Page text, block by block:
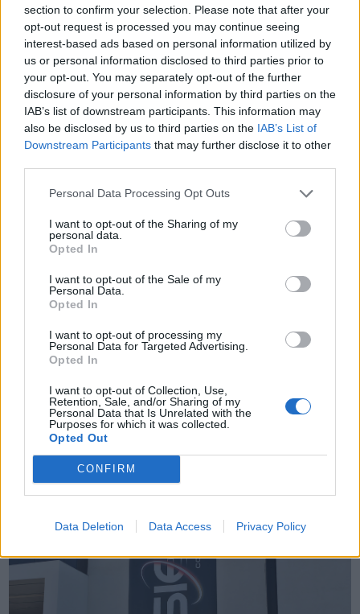
section to confirm your selection. Please note that after your
opt-out request is processed you may continue seeing
interest-based ads based on personal information utilized by
us or personal information disclosed to third parties prior to
your opt-out. You may separately opt-out of the further
disclosure of your personal information by third parties on the
IAB’s list of downstream participants. This information may
also be disclosed by us to third parties on the IAB’s List of
Downstream Participants that may further disclose it to other
Personal Data Processing Opt Outs
I want to opt-out of the Sharing of my
personal data.
Opted In
I want to opt-out of the Sale of my
Personal Data.
Opted In
I want to opt-out of processing my
Personal Data for Targeted Advertising.
Opted In
I want to opt-out of Collection, Use,
Retention, Sale, and/or Sharing of my
Personal Data that Is Unrelated with the
Purposes for which it was collected.
Opted Out
CONFIRM
Data Deletion Data Access Privacy Policy
GUIDA TV
TARIFFE & NEWS: MONDO3
Fastweb + Vodafone, i risultati del secondo trimestre 2026
confermano la validità di strategia e sinergie